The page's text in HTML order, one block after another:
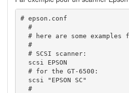
# epson.conf
  #
# here are some examples
  #
  # SCSI scanner:
  scsi EPSON
  # for the GT-6500:
  scsi "EPSON SC"
  #